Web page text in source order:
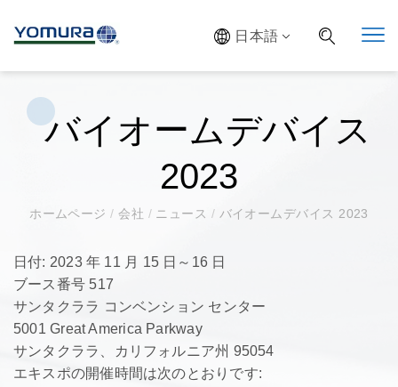
日本語
バイオームデバイス
2023
ホームページ/ 会社 /ニュース / バイオームデバイス 2023
日付: 2023 年 11 月 15 日～16 日
ブース番号 517
サンタクララ コンベンション センター
5001 Great America Parkway
サンタクララ、カリフォルニア州 95054
エキスポの開催時間は次のとおりです: